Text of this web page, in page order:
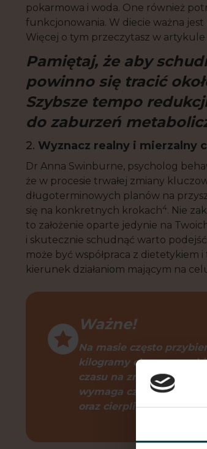
pokarmowa i woda. One również
funkcjonowania. W diecie ważna jest
Więcej o tym przeczytasz w
Pamiętaj, że aby
powinno się tracić
Szybsze tempo
do zaburzeń
2. Wyznacz realny i mierzalny
Dr Anna Swinburne, psycholog
że w procesie trwałej zmiany
długoterminowych planów na
się na konkretnych krokach4. Nie
to założenie oparte jedynie na
i skutecznie schudnąć warto
może być współpraca z dietetykiem
kierunek działaniom mającym na
Ważne!
Na masie często
kilogramy chcemy
czasu na zmiany.
wymaga czasu,
oraz cierpliwości